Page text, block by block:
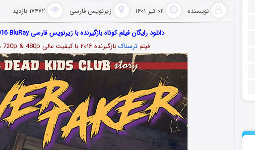
نویسنده ۰۲ تیر ۱۴۰۱ زیرنویس فارسی ۱۷۴۷۲ بازدید
دانلود رایگان فیلم کوتاه بازگیرنده با زیرنویس فارسی Givertaker 2016 BluRay
فیلمترسناکبازگیرنده ۲۰۱۶ با کیفیت عالی 1080p & 720p & 480p